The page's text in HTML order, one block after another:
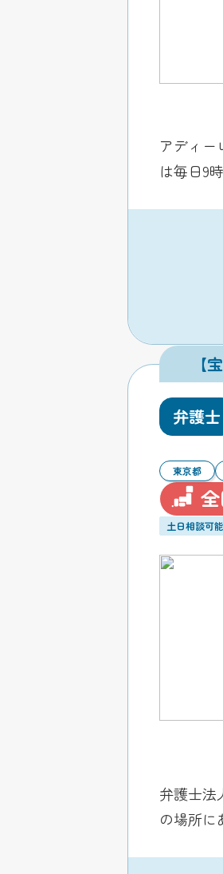
アディー
は毎日9
【
弁護士
東京都
土日相談可能
弁護士法
の場所に